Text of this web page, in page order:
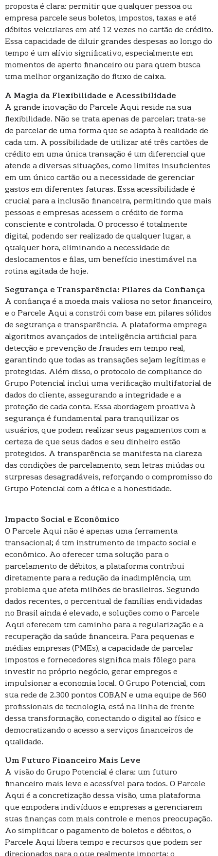
proposta é clara: permitir que qualquer pessoa ou
empresa parcele seus boletos, impostos, taxas e até
débitos veiculares em até 12 vezes no cartão de crédito.
Essa capacidade de diluir grandes despesas ao longo do
tempo é um alívio significativo, especialmente em
momentos de aperto financeiro ou para quem busca
uma melhor organização do fluxo de caixa.
A Magia da Flexibilidade e Acessibilidade
A grande inovação do Parcele Aqui reside na sua
flexibilidade. Não se trata apenas de parcelar; trata-se
de parcelar de uma forma que se adapta à realidade de
cada um. A possibilidade de utilizar até três cartões de
crédito em uma única transação é um diferencial que
atende a diversas situações, como limites insuficientes
em um único cartão ou a necessidade de gerenciar
gastos em diferentes faturas. Essa acessibilidade é
crucial para a inclusão financeira, permitindo que mais
pessoas e empresas acessem o crédito de forma
consciente e controlada. O processo é totalmente
digital, podendo ser realizado de qualquer lugar, a
qualquer hora, eliminando a necessidade de
deslocamentos e filas, um benefício inestimável na
rotina agitada de hoje.
Segurança e Transparência: Pilares da Confiança
A confiança é a moeda mais valiosa no setor financeiro,
e o Parcele Aqui a constrói com base em pilares sólidos
de segurança e transparência. A plataforma emprega
algoritmos avançados de inteligência artificial para
detecção e prevenção de fraudes em tempo real,
garantindo que todas as transações sejam legítimas e
protegidas. Além disso, o protocolo de compliance do
Grupo Potencial inclui uma verificação multifatorial de
dados do cliente, assegurando a integridade e a
proteção de cada conta. Essa abordagem proativa à
segurança é fundamental para tranquilizar os
usuários, que podem realizar seus pagamentos com a
certeza de que seus dados e seu dinheiro estão
protegidos. A transparência se manifesta na clareza
das condições de parcelamento, sem letras miúdas ou
surpresas desagradáveis, reforçando o compromisso do
Grupo Potencial com a ética e a honestidade.
Impacto Social e Econômico
O Parcele Aqui não é apenas uma ferramenta
transacional; é um instrumento de impacto social e
econômico. Ao oferecer uma solução para o
parcelamento de débitos, a plataforma contribui
diretamente para a redução da inadimplência, um
problema que afeta milhões de brasileiros. Segundo
dados recentes, o percentual de famílias endividadas
no Brasil ainda é elevado, e soluções como o Parcele
Aqui oferecem um caminho para a regularização e a
recuperação da saúde financeira. Para pequenas e
médias empresas (PMEs), a capacidade de parcelar
impostos e fornecedores significa mais fôlego para
investir no próprio negócio, gerar empregos e
impulsionar a economia local. O Grupo Potencial, com
sua rede de 2.300 pontos COBAN e uma equipe de 560
profissionais de tecnologia, está na linha de frente
dessa transformação, conectando o digital ao físico e
democratizando o acesso a serviços financeiros de
qualidade.
Um Futuro Financeiro Mais Leve
A visão do Grupo Potencial é clara: um futuro
financeiro mais leve e acessível para todos. O Parcele
Aqui é a concretização dessa visão, uma plataforma
que empodera indivíduos e empresas a gerenciarem
suas finanças com mais controle e menos preocupação.
Ao simplificar o pagamento de boletos e débitos, o
Parcele Aqui libera tempo e recursos que podem ser